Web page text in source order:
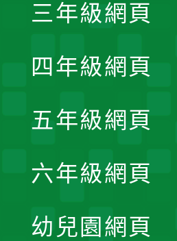
三年級網頁
四年級網頁
五年級網頁
六年級網頁
幼兒園網頁